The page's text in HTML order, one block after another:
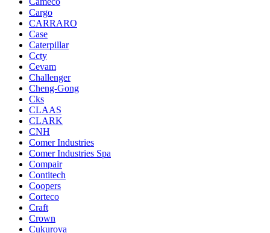
Cargo
CARRARO
Case
Caterpillar
Ccty
Cevam
Challenger
Cheng-Gong
Cks
CLAAS
CLARK
CNH
Comer Industries
Comer Industries Spa
Compair
Contitech
Coopers
Corteco
Craft
Crown
Cukurova